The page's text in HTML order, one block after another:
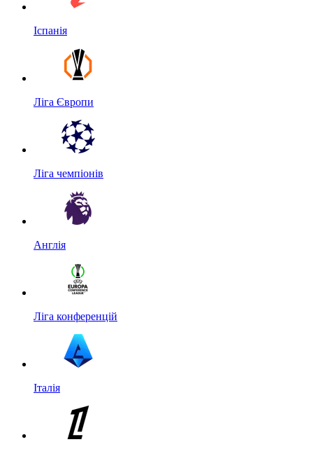
Іспанія
Ліга Європи
Ліга чемпіонів
Англія
Ліга конференцій
Італія